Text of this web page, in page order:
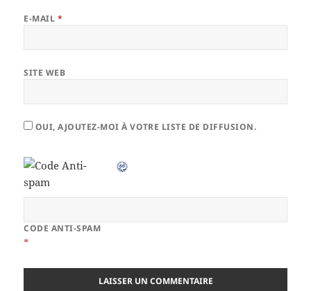
E-MAIL *
SITE WEB
OUI, AJOUTEZ-MOI À VOTRE LISTE DE DIFFUSION.
CODE ANTI-SPAM
*